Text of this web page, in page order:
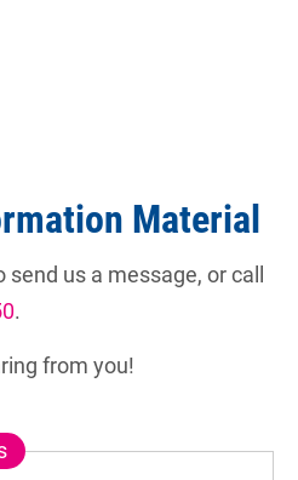
Material
us a message, or call
.
from you!